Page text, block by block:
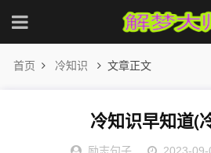
首页 冷知识 文章正文
冷知识早知道(